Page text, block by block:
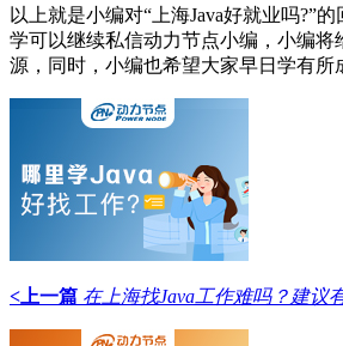
以上就是小编对“上海Java好就业吗?”
学可以继续私信动力节点小编，小编将
源，同时，小编也希望大家早日学有所
<上一篇 在上海找Java工作难吗？建议